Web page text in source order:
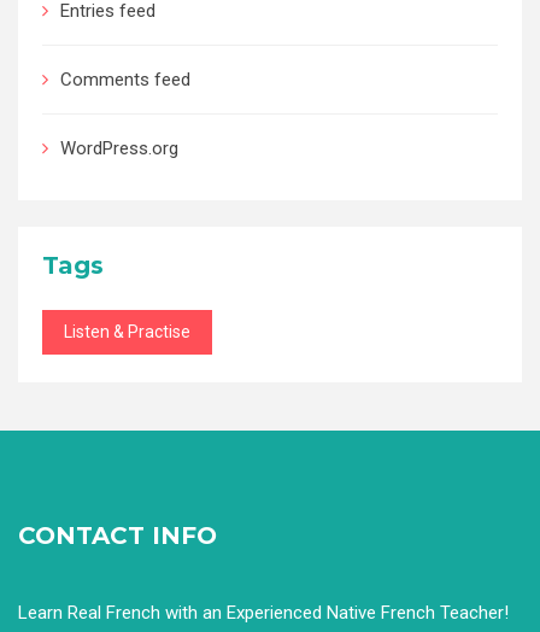
Entries feed
Comments feed
WordPress.org
Tags
Listen & Practise
CONTACT INFO
Learn Real French with an Experienced Native French Teacher!